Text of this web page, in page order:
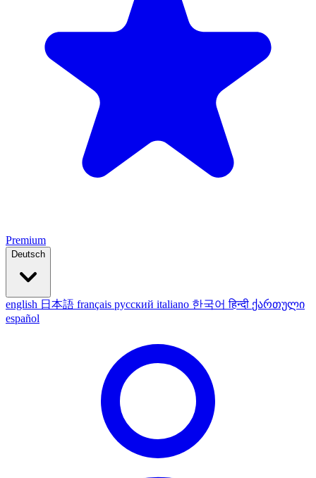
Premium
Deutsch
english 日本語 français русский italiano 한국어हिन्दी ქართული
español